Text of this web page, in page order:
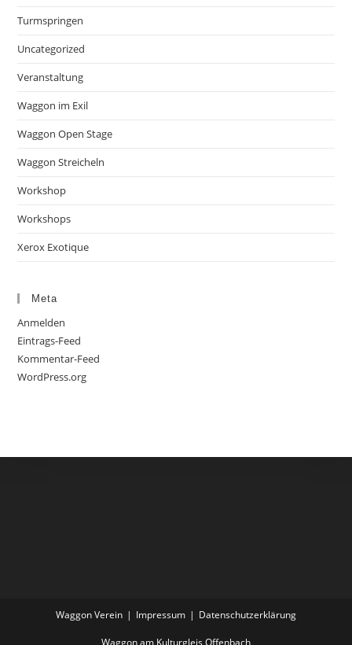
Turmspringen
Uncategorized
Veranstaltung
Waggon im Exil
Waggon Open Stage
Waggon Streicheln
Workshop
Workshops
Xerox Exotique
Meta
Anmelden
Eintrags-Feed
Kommentar-Feed
WordPress.org
Waggon Verein Impressum Datenschutzerklärung
Waggon am Kulturgleis Offenbach